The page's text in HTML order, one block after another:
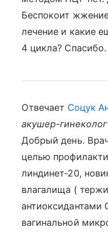
Беспокоит
лечение и какие
4 цикла? Спасибо.
Отвечает Соцук
акушер-гинеколог
Добрый день.
целью
линдинет-20,
влагалища (
антиоксидантами
вагинальной